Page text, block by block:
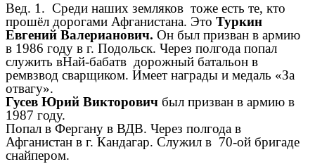
Вед. 1. Среди наших земляков тоже есть те, кто
прошёл дорогами Афганистана. Это Туркин
Евгений Валерианович. Он был призван в армию
в 1986 году в г. Подольск. Через полгода попал
служить вНай-бабатв дорожный батальон в
ремвзвод сварщиком. Имеет награды и медаль «За
отвагу».
Гусев Юрий Викторович был призван в армию в
1987 году.
Попал в Фергану в ВДВ. Через полгода в
Афганистан в г. Кандагар. Служил в 70-ой бригаде
снайпером.